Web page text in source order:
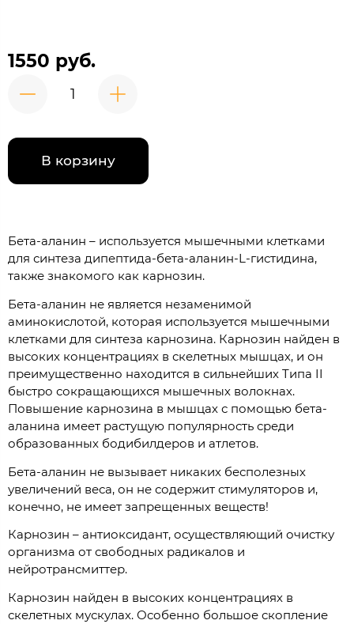
1550 руб.
В корзину
Бета-аланин – используется мышечными клетками
для синтеза дипептида-бета-аланин-L-гистидина,
также знакомого как карнозин.
Бета-аланин не является незаменимой
аминокислотой, которая используется мышечными
клетками для синтеза карнозина. Карнозин найден в
высоких концентрациях в скелетных мышцах, и он
преимущественно находится в сильнейших Tипа II
быстро сокращающихся мышечных волокнах.
Повышение карнозина в мышцах с помощью бета-
аланина имеет растущую популярность среди
образованных бодибилдеров и атлетов.
Бета-аланин не вызывает никаких бесполезных
увеличений веса, он не содержит стимуляторов и,
конечно, не имеет запрещенных веществ!
Карнозин – антиоксидант, осуществляющий очистку
организма от свободных радикалов и
нейротрансмиттер.
Карнозин найден в высоких концентрациях в
скелетных мускулах. Особенно большое скопление